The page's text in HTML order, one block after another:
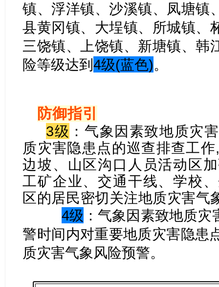
镇、浮洋镇、沙溪镇、凤塘镇
县黄冈镇、大埕镇、所城镇、
三饶镇、上饶镇、新塘镇、韩
险等级达到4级(蓝色)。
防御指引
3级 ：气象因素致地质灾
质灾害隐患点的巡查排查工
边坡、山区沟口人员活动区
工矿企业、交通干线、学校
区的居民密切关注地质灾害气
4级 ：气象因素致地质
警时间内对重要地质灾害隐患
质灾害气象风险预警。